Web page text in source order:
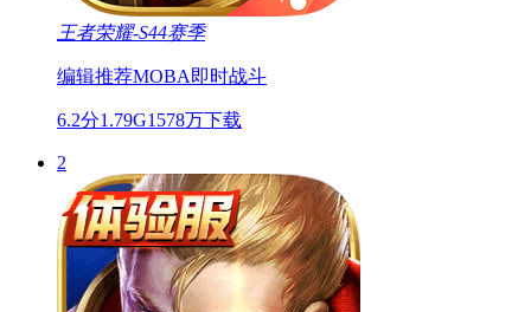
王者荣耀-S44赛季
编辑推荐MOBA 即时战斗
6.2分1.79G1578万下载
2